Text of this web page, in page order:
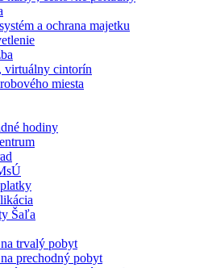
a ochrana majetku
virtuálny cintorín
miesta
hodiny
Šaľa
trvalý pobyt
prechodný pobyt